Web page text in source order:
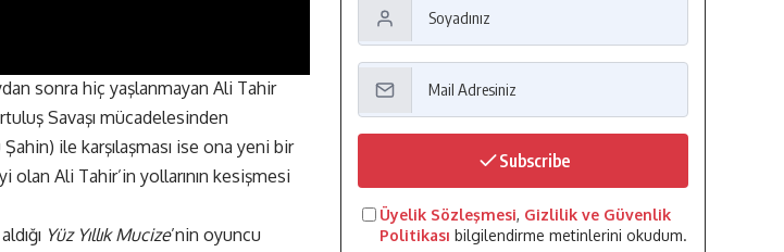
sonra hiç yaşlanmayan Ali Tahir
Savaşı mücadelesinden
ile karşılaşması ise ona yeni bir
olan Ali Tahir’in yollarının kesişmesi
Yüz Yıllık Mucize’nin oyuncu
Subscribe
Üyelik Sözleşmesi, Gizlilik ve Güvenlik
Politikası bilgilendirme metinlerini okudum.